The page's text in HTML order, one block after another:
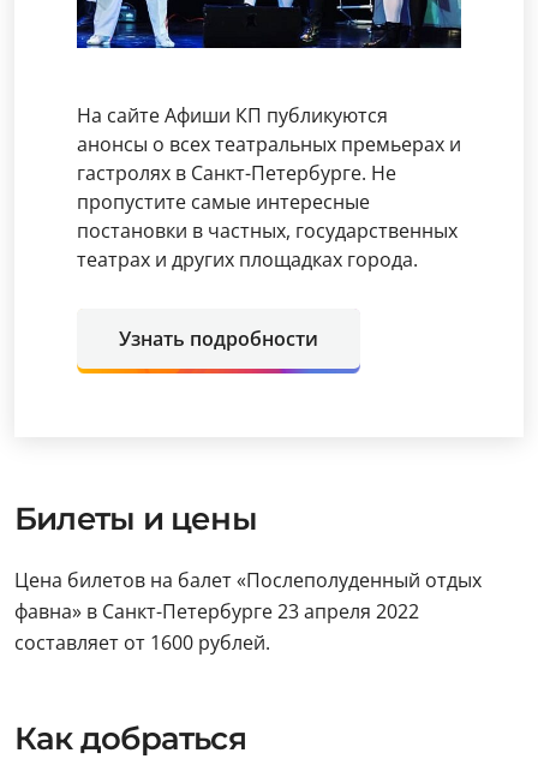
На сайте Афиши КП публикуются
анонсы о всех театральных премьерах и
гастролях в Санкт-Петербурге. Не
пропустите самые интересные
постановки в частных, государственных
театрах и других площадках города.
Узнать подробности
Билеты и цены
Цена билетов на балет «Послеполуденный отдых
фавна» в Санкт-Петербурге 23 апреля 2022
составляет от 1600 рублей.
Как добраться